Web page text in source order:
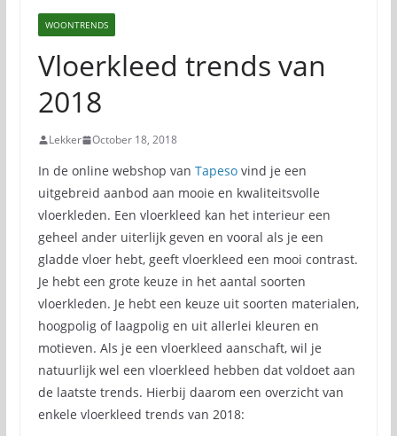
WOONTRENDS
Vloerkleed trends van
2018
Lekker October 18, 2018
In de online webshop van Tapesovind je een
uitgebreid aanbod aan mooie en kwaliteitsvolle
vloerkleden. Een vloerkleed kan het interieur een
geheel ander uiterlijk geven en vooral als je een
gladde vloer hebt, geeft vloerkleed een mooi contrast.
Je hebt een grote keuze in het aantal soorten
vloerkleden. Je hebt een keuze uit soorten materialen,
hoogpolig of laagpolig en uit allerlei kleuren en
motieven. Als je een vloerkleed aanschaft, wil je
natuurlijk wel een vloerkleed hebben dat voldoet aan
de laatste trends. Hierbij daarom een overzicht van
enkele vloerkleed trends van 2018: